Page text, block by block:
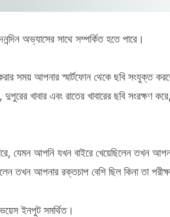
অভ্যাসের সাথে সম্পর্কিত হতে পারে।
সময় আপনার স্মার্টফোন থেকে ছবি সংযুক্ত
খাবার এবং রাতের খাবারের ছবি সংরক্ষণ
যেমন আপনি যখন বাইরে খেয়েছিলেন তখন
তখন আপনার রক্তচাপ বেশি ছিল কিনা তা
ইনপুট সমর্থিত।